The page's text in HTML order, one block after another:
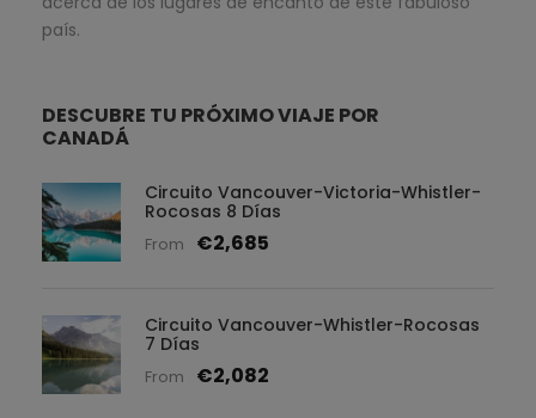
país.
DESCUBRE TU PRÓXIMO VIAJE POR
CANADÁ
Circuito Vancouver-Victoria-Whistler-
Rocosas 8 Días
From €2,685
Circuito Vancouver-Whistler-Rocosas
7 Días
From €2,082